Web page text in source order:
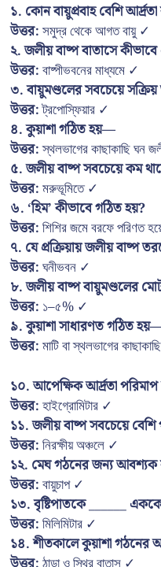
১. কোন বায়ুপ্রবাহ বেশি
উত্তর:সমুদ্র থেকে আগত বায়ু ✓
২. জলীয় বাষ্প বাতাসে
উত্তর:বাষ্পীভবনের মাধ্যমে ✓
৩. বায়ুমণ্ডলের সবচেয়ে
উত্তর:ট্রপোস্ফিয়ার ✓
৪. কুয়াশা গঠিত হয়—
উত্তর:স্থলভাগের কাছাকাছি ঘন
৫. জলীয় বাষ্প সবচেয়ে কম
উত্তর:মরুভূমিতে ✓
৬. ‘হিম’ কীভাবে গঠিত হয়?
উত্তর:শিশির জমে বরফে পরিণত
৭. যে প্রক্রিয়ায় জলীয় বাষ্প
উত্তর:ঘনীভবন ✓
৮. জলীয় বাষ্প বায়ুমণ্ডলের
উত্তর: ১–৫% ✓
৯. কুয়াশা সাধারণত গঠিত
উত্তর:মাটি বা স্থলভাগের
১০. আপেক্ষিক আর্দ্রতা
উত্তর:হাইগ্রোমিটার ✓
১১. জলীয় বাষ্প সবচেয়ে
উত্তর:নিরক্ষীয় অঞ্চলে ✓
১২. মেঘ গঠনের জন্য
উত্তর:বায়ুচাপ ✓
১৩. বৃষ্টিপাতকে ______
উত্তর:মিলিমিটার ✓
১৪. শীতকালে কুয়াশা